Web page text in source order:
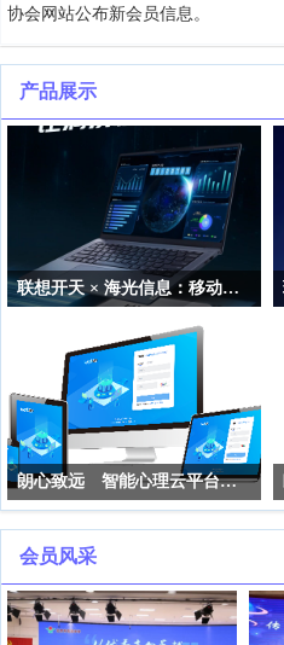
协会网站公布新会员信息。
产品展示
联想开天 × 海光信息：移动工作站“快人一步”
朗心致远 智能心理云平台—育心系统
会员风采